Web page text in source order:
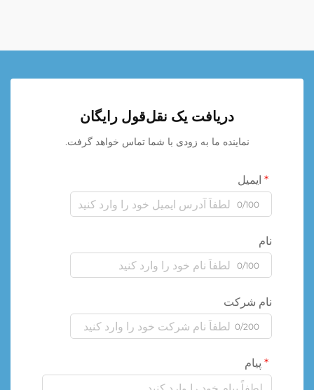
دریافت یک نقل‌قول رایگان
نماینده ما به زودی با شما تماس خواهد گرفت.
ایمیل
0/100
نام
0/100
نام شرکت
0/200
پیام